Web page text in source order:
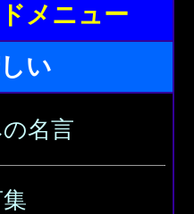
メニュー
い
名言